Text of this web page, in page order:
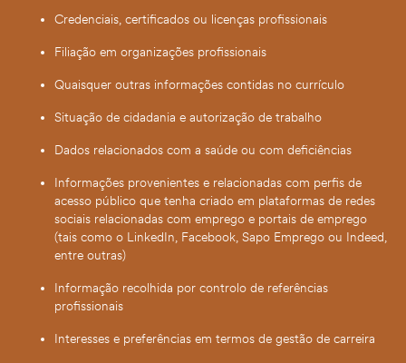
Credenciais, certificados ou licenças profissionais
Filiação em organizações profissionais
Quaisquer outras informações contidas no currículo
Situação de cidadania e autorização de trabalho
Dados relacionados com a saúde ou com deficiências
Informações provenientes e relacionadas com perfis de
acesso público que tenha criado em plataformas de redes
sociais relacionadas com emprego e portais de emprego
(tais como o LinkedIn, Facebook, Sapo Emprego ou Indeed,
entre outras)
Informação recolhida por controlo de referências
profissionais
Interesses e preferências em termos de gestão de carreira